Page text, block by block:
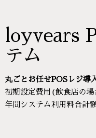
loyvears
テム
丸ごとお任せPOSレジ導
初期設定費用(飲食店の
年間システム利用料合計